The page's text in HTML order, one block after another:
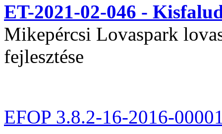
ET-2021-02-046 -
Mikepércsi Lovaspark
fejlesztése
EFOP 3.8.2-16-2016-